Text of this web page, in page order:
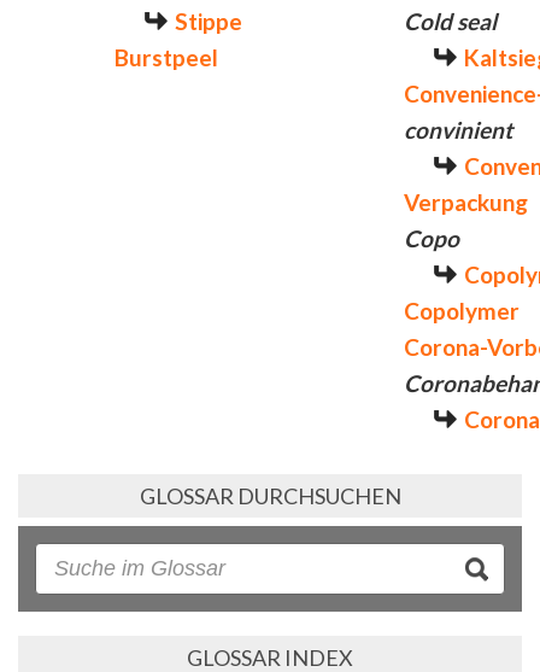
Stippe
Burstpeel
Cold seal
convinient
Verpackung
Copo
Copolymer
Corona-
GLOSSAR DURCHSUCHEN
GLOSSAR INDEX